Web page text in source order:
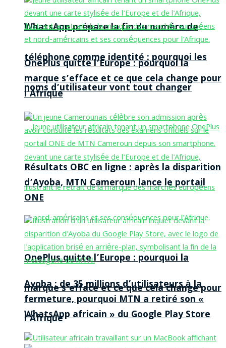
WhatsApp prépare la fin du numéro de
téléphone comme identité : pourquoi les
noms d’utilisateur vont tout changer
OnePlus quitte l’Europe : pourquoi la
marque s’efface et ce que cela change pour
l’Afrique
OnePlus quitte l’Europe : pourquoi la
marque s’efface et ce que cela change pour
l’Afrique
Résultats OBC en ligne : après la disparition
d’Ayoba, MTN Cameroun lance le portail
ONE
Ayoba : de 35 millions d’utilisateurs à la
fermeture, pourquoi MTN a retiré son «
WhatsApp africain » du Google Play Store